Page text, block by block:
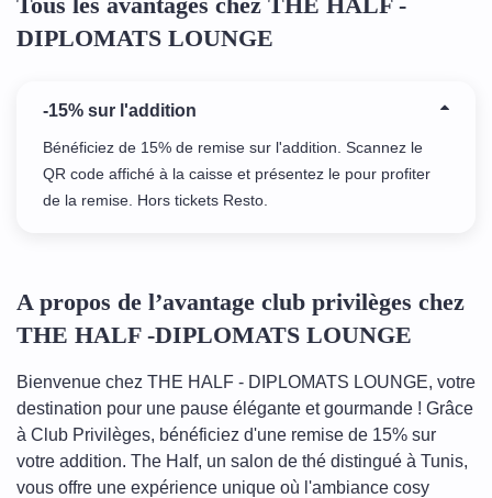
DIPLOMATS LOUNGE
-15% sur l'addition
Bénéficiez de 15% de remise sur l'addition. Scannez le
QR code affiché à la caisse et présentez le pour profiter
de la remise. Hors tickets Resto.
A propos de l’avantage club privilèges chez
THE HALF -DIPLOMATS LOUNGE
Bienvenue chez THE HALF - DIPLOMATS LOUNGE, votre
destination pour une pause élégante et gourmande ! Grâce
à Club Privilèges, bénéficiez d'une remise de 15% sur
votre addition. The Half, un salon de thé distingué à Tunis,
vous offre une expérience unique où l'ambiance cosy